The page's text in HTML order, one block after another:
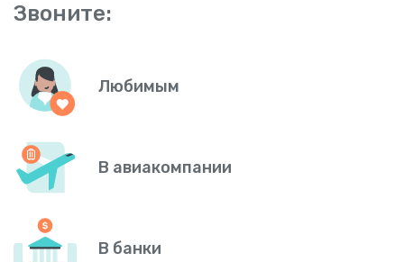
Звоните:
Любимым
В авиакомпании
В банки